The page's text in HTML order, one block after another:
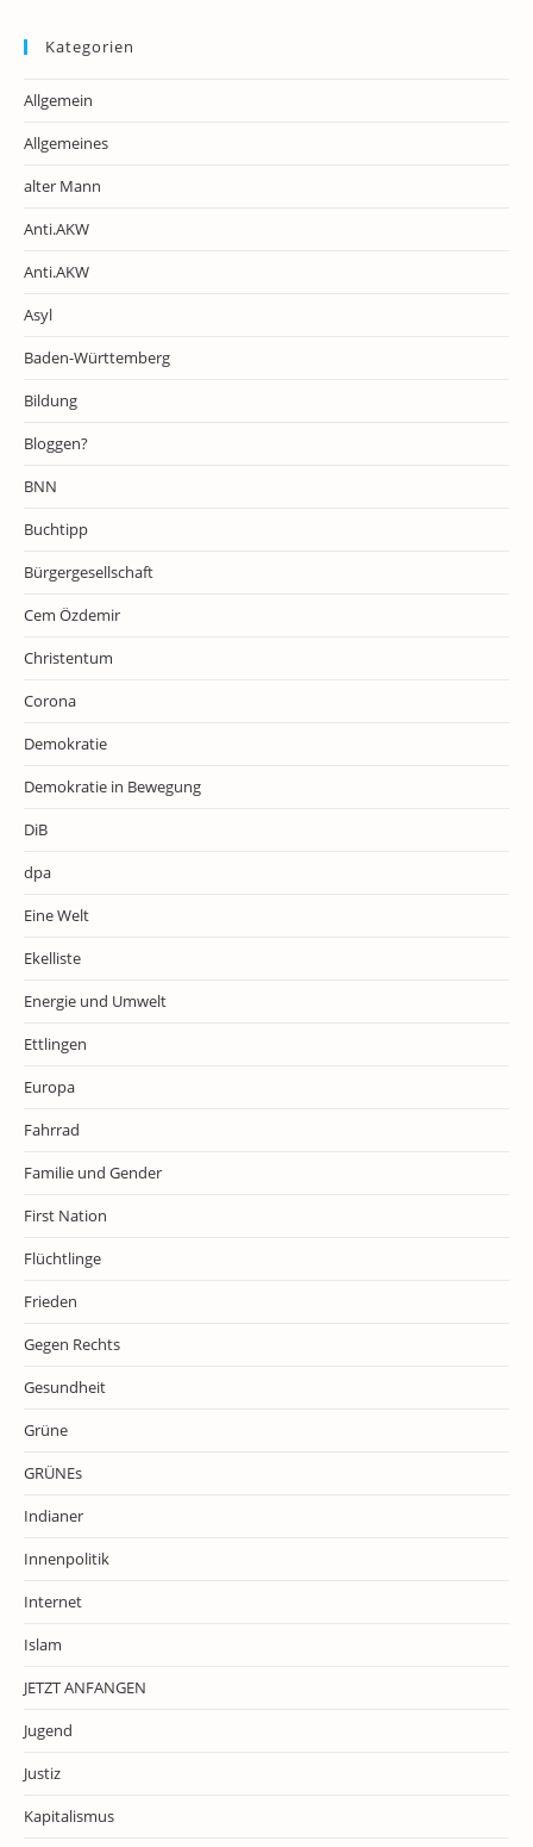
Kategorien
Allgemein
Allgemeines
alter Mann
Anti.AKW
Anti.AKW
Asyl
Baden-Württemberg
Bildung
Bloggen?
BNN
Buchtipp
Bürgergesellschaft
Cem Özdemir
Christentum
Corona
Demokratie
Demokratie in Bewegung
DiB
dpa
Eine Welt
Ekelliste
Energie und Umwelt
Ettlingen
Europa
Fahrrad
Familie und Gender
First Nation
Flüchtlinge
Frieden
Gegen Rechts
Gesundheit
Grüne
GRÜNEs
Indianer
Innenpolitik
Internet
Islam
JETZT ANFANGEN
Jugend
Justiz
Kapitalismus